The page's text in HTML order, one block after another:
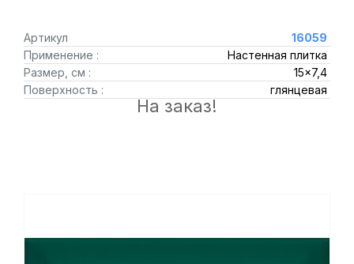
Артикул
16059
Применение :
Настенная плитка
Размер, см :
15x7,4
Поверхность :
глянцевая
На заказ!